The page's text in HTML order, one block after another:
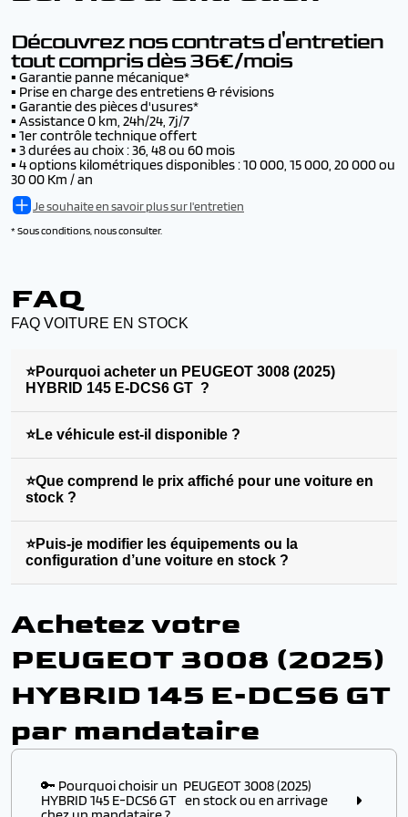
Découvrez nos contrats d'entretien
tout compris dès 36€/mois
▪️ Garantie panne mécanique*
▪️ Prise en charge des entretiens & révisions
▪️ Garantie des pièces d'usures*
▪️ Assistance 0 km, 24h/24, 7j/7
▪️ 1er contrôle technique offert
▪️ 3 durées au choix : 36, 48 ou 60 mois
▪️ 4 options kilométriques disponibles : 10 000, 15 000, 20 000 ou
30 00 Km / an
Je souhaite en savoir plus sur l'entretien
* Sous conditions, nous consulter.
FAQ
FAQ VOITURE EN STOCK
⭐Pourquoi acheter un PEUGEOT 3008 (2025)
HYBRID 145 E-DCS6 GT ?
⭐Le véhicule est-il disponible ?
⭐Que comprend le prix affiché pour une voiture en
stock ?
⭐Puis-je modifier les équipements ou la
configuration d’une voiture en stock ?
Achetez votre
PEUGEOT 3008 (2025)
HYBRID 145 E-DCS6 GT
par mandataire
🔑 Pourquoi choisir un PEUGEOT 3008 (2025)
HYBRID 145 E-DCS6 GT en stock ou en arrivage